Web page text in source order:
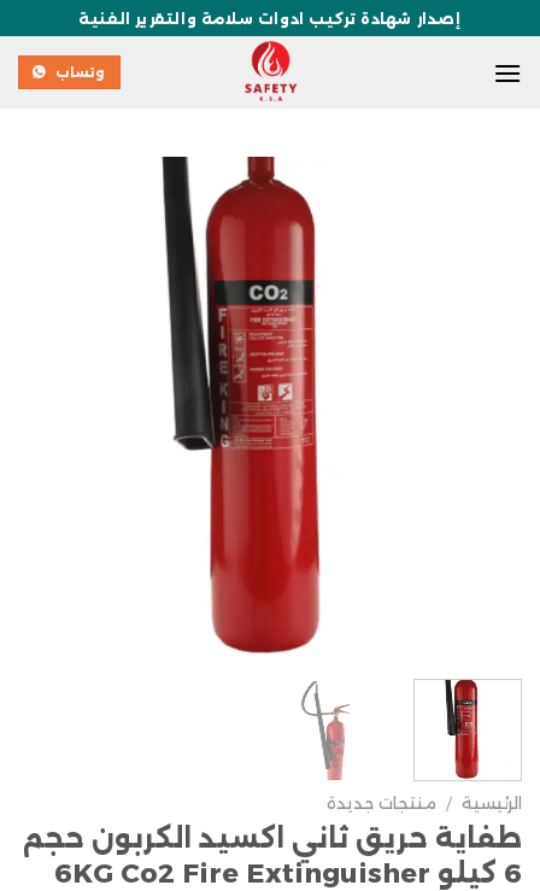
إصدار شهادة تركيب ادوات سلامة والتقرير الفنية
وتساب
الرئيسية / منتجات جديدة
طفاية حريق ثاني اكسيد الكربون حجم
6 كيلو 6KG Co2 Fire Extinguisher